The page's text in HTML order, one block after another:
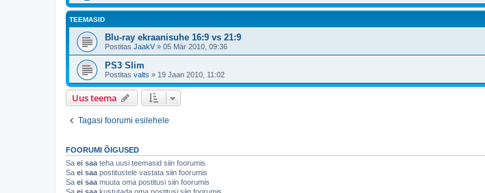
TEEMASID
Blu-ray ekraanisuhe 16:9 vs 21:9
Postitas JaakV » 05 Mär 2010, 09:36
PS3 Slim
Postitas valts » 19 Jaan 2010, 11:02
Uus teema
Tagasi foorumi esilehele
FOORUMI ÕIGUSED
Sa ei saa teha uusi teemasid siin foorumis
Sa ei saa postitustele vastata siin foorumis
Sa ei saa muuta oma postitusi siin foorumis
Sa ei saa kustutada oma postitusi siin foorumis